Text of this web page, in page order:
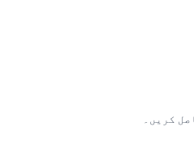
کریں۔